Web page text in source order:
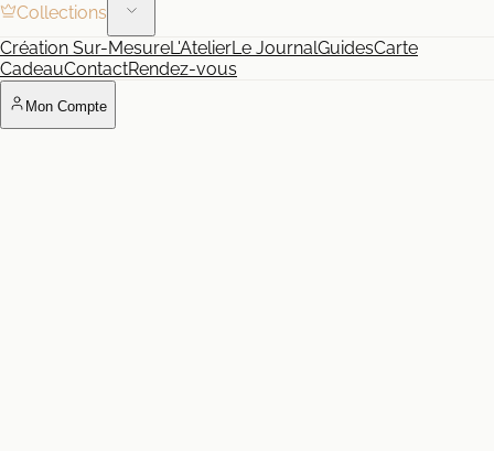
Collections
Création Sur-MesureL'AtelierLe JournalGuidesCarte
CadeauContactRendez-vous
Mon Compte